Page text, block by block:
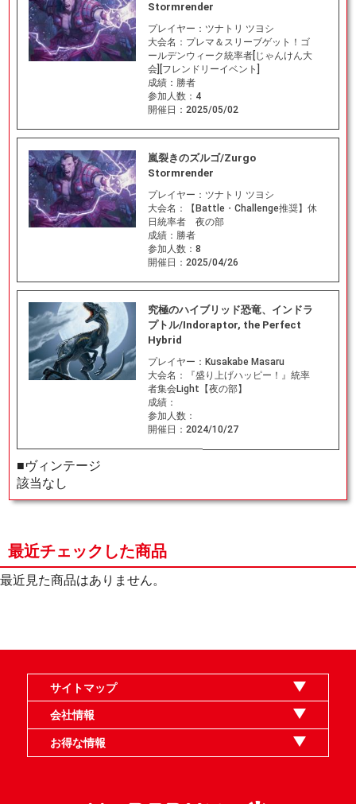
Stormrender
プレイヤー： ツナトリ ツヨシ
大会名： プレマ＆スリーブゲット！ゴ
ールデンウィーク統率者[じゃんけん大
会][フレンドリーイベント]
成績： 勝者
参加人数： 4
開催日： 2025/05/02
嵐裂きのズルゴ/Zurgo
Stormrender
プレイヤー： ツナトリ ツヨシ
大会名：
【Battle・Challenge推奨】休
日統率者 夜の部
成績： 勝者
参加人数： 8
開催日： 2025/04/26
究極のハイブリッド恐竜、インドラ
プトル/Indoraptor, the Perfect
Hybrid
プレイヤー： Kusakabe Masaru
大会名：
『盛り上げハッピー！』統率
者集会Light【夜の部】
成績：
参加人数：
開催日： 2024/10/27
■ヴィンテージ
該当なし
最近チェックした商品
最近見た商品はありません。
サイトマップ
オンラインショップ
買取
記事
選手一覧
デッキ検索
デッキ構築
イベント・大会
店舗のご案内
お問い合わせ
ヘルプ
FAQ
会社情報
利用規約
スタッフ募集
特定商取引法表示
個人情報保護指針
企業情報
お得な情報